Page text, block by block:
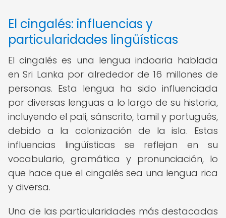
El cingalés: influencias y
particularidades lingüísticas
El cingalés es una lengua indoaria hablada
en Sri Lanka por alrededor de 16 millones de
personas. Esta lengua ha sido influenciada
por diversas lenguas a lo largo de su historia,
incluyendo el pali, sánscrito, tamil y portugués,
debido a la colonización de la isla. Estas
influencias lingüísticas se reflejan en su
vocabulario, gramática y pronunciación, lo
que hace que el cingalés sea una lengua rica
y diversa.
Una de las particularidades más destacadas